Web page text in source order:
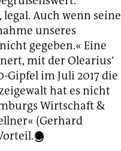
Auch wenn seine
unseres
gegeben.« Eine
mit der Olearius‘
Gipfel im Juli 2017 die
hat es nicht
Wirtschaft &
(Gerhard